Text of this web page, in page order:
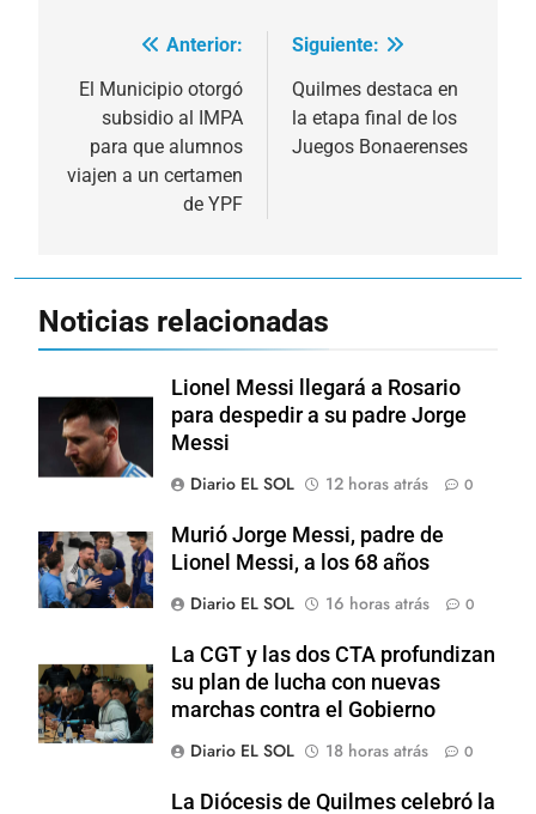
Navegación
de
entradas
Anterior:
El Municipio otorgó
subsidio al IMPA
para que alumnos
viajen a un certamen
de YPF
Siguiente:
Quilmes destaca en
la etapa final de los
Juegos Bonaerenses
Noticias relacionadas
Lionel Messi llegará a Rosario
para despedir a su padre Jorge
Messi
Diario EL SOL
12 horas atrás 0
Murió Jorge Messi, padre de
Lionel Messi, a los 68 años
Diario EL SOL
16 horas atrás 0
La CGT y las dos CTA profundizan
su plan de lucha con nuevas
marchas contra el Gobierno
Diario EL SOL
18 horas atrás 0
La Diócesis de Quilmes celebró la